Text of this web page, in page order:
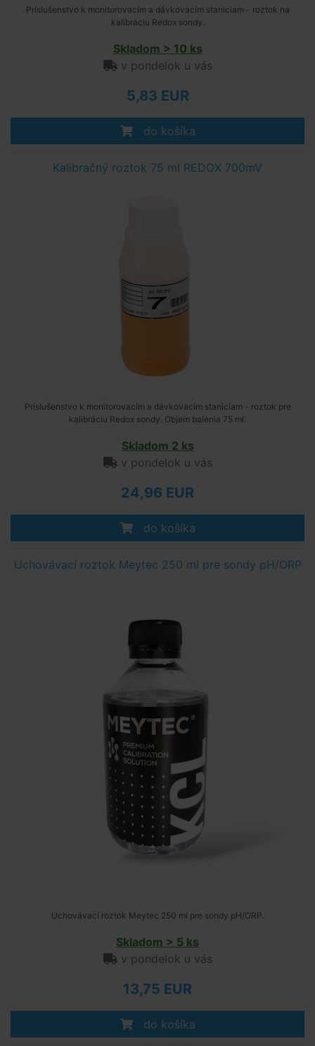
Príslušenstvo k monitorovacím a dávkovacím staniciam - roztok na
kalibráciu Redox sondy.
Skladom > 10 ks
v pondelok u vás
5,83 EUR
do košíka
Kalibračný roztok 75 ml REDOX 700mV
Príslušenstvo k monitorovacím a dávkovacím staniciam - roztok pre
kalibráciu Redox sondy. Objem balenia 75 ml.
Skladom 2 ks
v pondelok u vás
24,96 EUR
do košíka
Uchovávací roztok Meytec 250 ml pre sondy pH/ORP
Uchovávací roztok Meytec 250 ml pre sondy pH/ORP.
Skladom > 5 ks
v pondelok u vás
13,75 EUR
do košíka